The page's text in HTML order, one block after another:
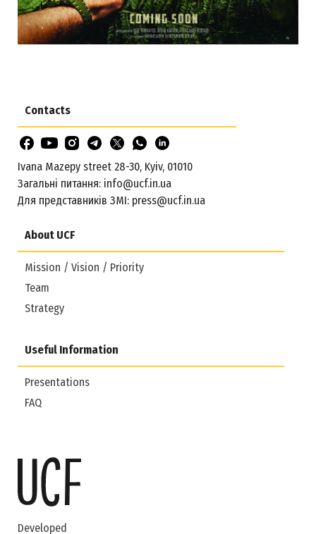
Developed
About UCF
Mission / Vision / Priority
Team
Strategy
Useful Information
Presentations
FAQ
Contacts
Ivana Mazepy street 28-30, Kyiv, 01010
Загальні питання: info@ucf.in.ua
Для представників ЗМІ: press@ucf.in.ua